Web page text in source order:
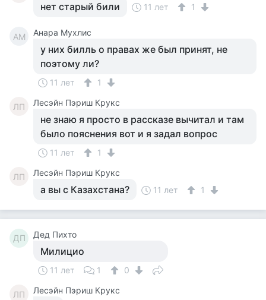
нет старый били 11 лет 1
АМ Анара Мухлис
у них билль о правах же был принят, не
поэтому ли?
11 лет 1
ЛП Лесэйн Пэриш Крукс
не знаю я просто в рассказе вычитал и там
было пояснения вот и я задал вопрос
11 лет 1
ЛП Лесэйн Пэриш Крукс
а вы с Казахстана? 11 лет 1
ДП Дед Пихто
Милицио
11 лет 1 0
ЛП Лесэйн Пэриш Крукс